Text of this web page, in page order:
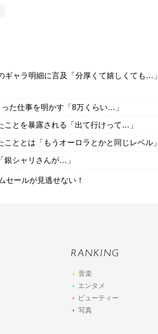
ギャラ明細に言及「分厚くて嬉しくても…」
た仕事を明かす「8万くらい…」
とを暴露される「出て行けって…」
ととは「もうオーロラとかと同じレベル」
銀シャリさんが…」
セールが見逃せない！
RANKING
音楽
エンタメ
ビューティー
写真